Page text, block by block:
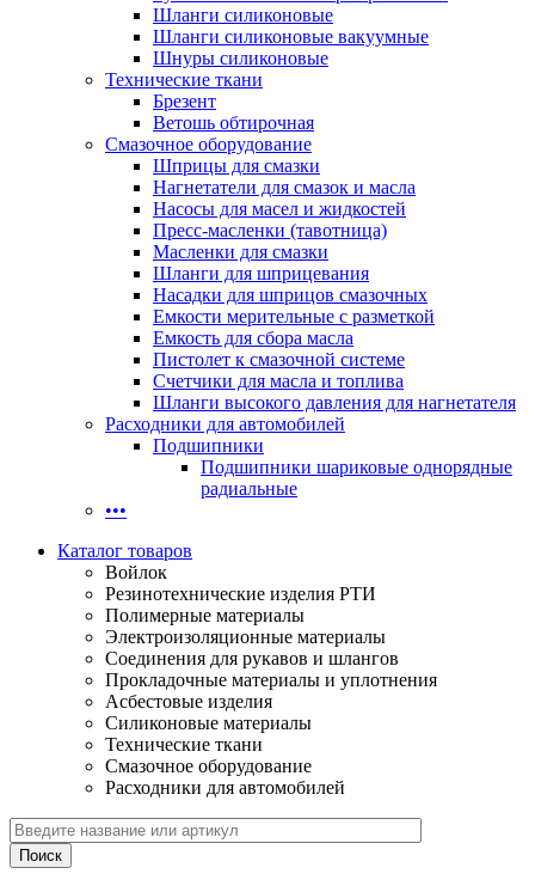
Шланги силиконовые
Шланги силиконовые вакуумные
Шнуры силиконовые
Технические ткани
Брезент
Ветошь обтирочная
Смазочное оборудование
Шприцы для смазки
Нагнетатели для смазок и масла
Насосы для масел и жидкостей
Пресс-масленки (тавотница)
Масленки для смазки
Шланги для шприцевания
Насадки для шприцов смазочных
Емкости мерительные с разметкой
Емкость для сбора масла
Пистолет к смазочной системе
Счетчики для масла и топлива
Шланги высокого давления для нагнетателя
Расходники для автомобилей
Подшипники
Подшипники шариковые однорядные
радиальные
•••
Каталог товаров
Войлок
Резинотехнические изделия РТИ
Полимерные материалы
Электроизоляционные материалы
Соединения для рукавов и шлангов
Прокладочные материалы и уплотнения
Асбестовые изделия
Силиконовые материалы
Технические ткани
Смазочное оборудование
Расходники для автомобилей